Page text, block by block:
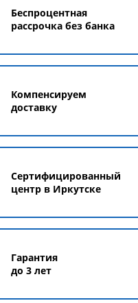
Беспроцентная
рассрочка без банка
Компенсируем
доставку
Сертифицированный
центр в Иркутске
Гарантия
до 3 лет